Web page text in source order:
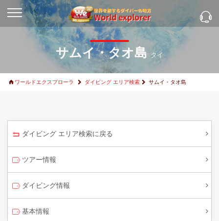
サムイ・タオ島タイ
ワールドエクスプローラ ダイビング エリア検索 サムイ・タオ島
ダイビング エリア検索に戻る
ツアー情報
ダイビング情報
基本情報